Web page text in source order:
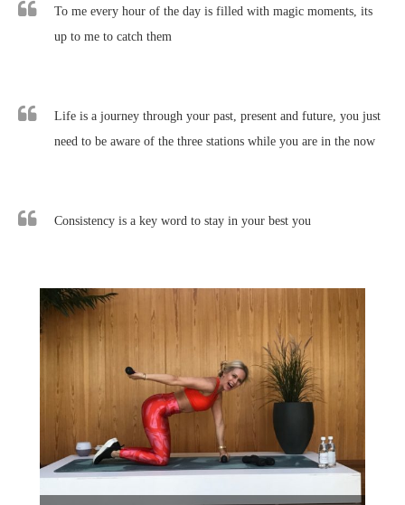
To me every hour of the day is filled with magic moments, its
up to me to catch them
Life is a journey through your past, present and future, you just
need to be aware of the three stations while you are in the now
Consistency is a key word to stay in your best you